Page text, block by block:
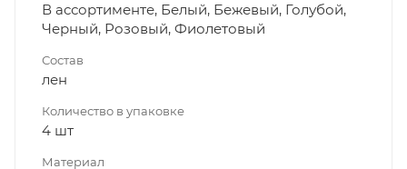
В ассортименте, Белый, Бежевый, Голубой,
Черный, Розовый, Фиолетовый
Состав
лен
Количество в упаковке
4 шт
Материал